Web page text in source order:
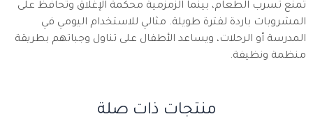
تمنع تسرب الطعام، بينما الزمزمية محكمة الإغلاق وتحافظ على
المشروبات باردة لفترة طويلة. مثالي للاستخدام اليومي في
المدرسة أو الرحلات، ويساعد الأطفال على تناول وجباتهم بطريقة
منظمة ونظيفة.
منتجات ذات صلة